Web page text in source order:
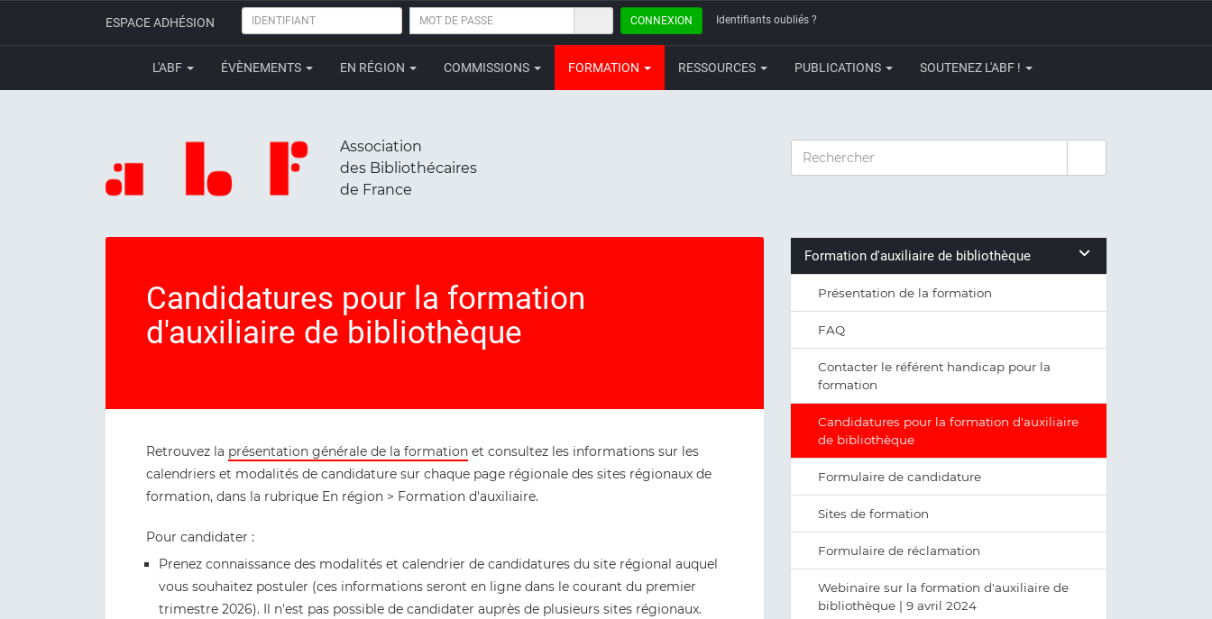
ESPACE ADHÉSION IDENTIFIANT
MOT
PASSE
CONNEXION Identifiants oubliés ?
L'ABF ÉVÈNEMENTS EN RÉGION COMMISSIONS FORMATION RESSOURCES PUBLICATIONS SOUTENEZ L'ABF !
Association
des Bibliothécaires
de France
RECHERCHER
Candidatures pour la formation
d'auxiliaire de bibliothèque
Retrouvez la présentation générale de la formation et consultez les informations sur les
calendriers et modalités de candidature sur chaque page régionale des sites régionaux de
formation, dans la rubrique En région > Formation d'auxiliaire.
Pour candidater :
Prenez connaissance des modalités et calendrier de candidatures du site régional auquel
vous souhaitez postuler (ces informations seront en ligne dans le courant du premier
trimestre 2026). Il n'est pas possible de candidater auprès de plusieurs sites régionaux.
Formation d'auxiliaire de bibliothèque
Présentation de la formation
FAQ
Contacter le référent handicap pour la
formation
Candidatures pour la formation d'auxiliaire
de bibliothèque
Formulaire de candidature
Sites de formation
Formulaire de réclamation
Webinaire sur la formation d'auxiliaire de
bibliothèque | 9 avril 2024